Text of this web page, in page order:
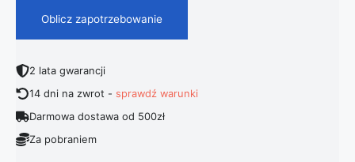
Oblicz zapotrzebowanie
2 lata gwarancji
14 dni na zwrot -sprawdź warunki
Darmowa dostawa od 500zł
Za pobraniem